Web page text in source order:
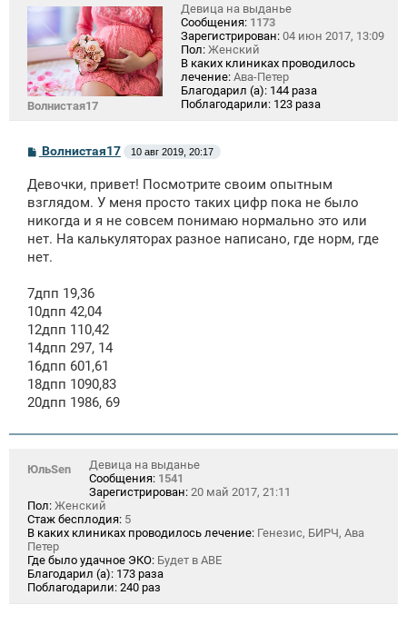
Волнистая17
Девица на выданье
Сообщения: 1173
Зарегистрирован: 04 июн 2017, 13:09
Пол: Женский
В каких клиниках проводилось
лечение: Ава-Петер
Благодарил (а): 144 раза
Поблагодарили: 123 раза
С
б
щ
н
и
Волнистая17 10 авг 2019, 20:17
Девочки, привет! Посмотрите своим опытным
взглядом. У меня просто таких цифр пока не было
никогда и я не совсем понимаю нормально это или
нет. На калькуляторах разное написано, где норм, где
нет.
7дпп 19,36
10дпп 42,04
12дпп 110,42
14дпп 297, 14
16дпп 601,61
18дпп 1090,83
20дпп 1986, 69
ЮльSen
Девица на выданье
Сообщения: 1541
Зарегистрирован: 20 май 2017, 21:11
Пол: Женский
Стаж бесплодия: 5
В каких клиниках проводилось лечение: Генезис, БИРЧ, Ава
Петер
Где было удачное ЭКО: Будет в АВЕ
Благодарил (а): 173 раза
Поблагодарили: 240 раз